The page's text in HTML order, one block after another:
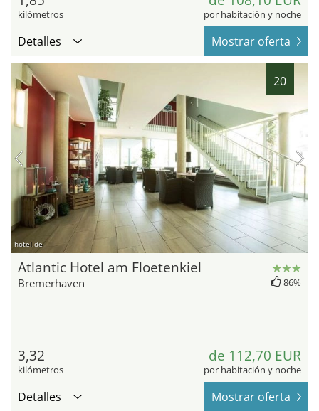
kilómetros por habitación y noche
Detalles Mostrar oferta
20
hotel.de
Atlantic Hotel am Floetenkiel
Bremerhaven 86%
3,32
kilómetros
de 112,70 EUR
por habitación y noche
Detalles Mostrar oferta